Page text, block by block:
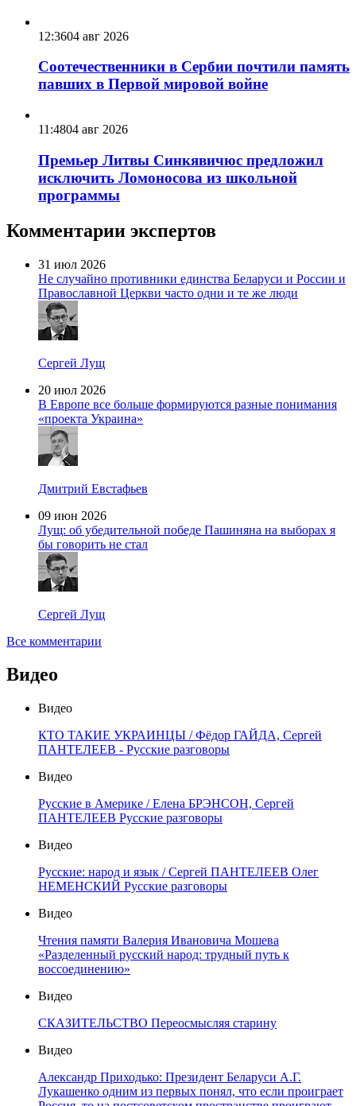
12:3604 авг 2026
Соотечественники в Сербии почтили память
павших в Первой мировой войне
11:4804 авг 2026
Премьер Литвы Синкявичюс предложил
исключить Ломоносова из школьной
программы
Комментарии экспертов
31 июл 2026
Не случайно противники единства Беларуси и России и
Православной Церкви часто одни и те же люди
Сергей Лущ
20 июл 2026
В Европе все больше формируются разные понимания
«проекта Украина»
Дмитрий Евстафьев
09 июн 2026
Лущ: об убедительной победе Пашиняна на выборах я
бы говорить не стал
Сергей Лущ
Все комментарии
Видео
Видео
КТО ТАКИЕ УКРАИНЦЫ / Фёдор ГАЙДА, Сергей
ПАНТЕЛЕЕВ - Русские разговоры
Видео
Русские в Америке / Елена БРЭНСОН, Сергей
ПАНТЕЛЕЕВ Русские разговоры
Видео
Русские: народ и язык / Сергей ПАНТЕЛЕЕВ Олег
НЕМЕНСКИЙ Русские разговоры
Видео
Чтения памяти Валерия Ивановича Мошева
«Разделенный русский народ: трудный путь к
воссоединению»
Видео
СКАЗИТЕЛЬСТВО Переосмысляя старину
Видео
Александр Приходько: Президент Беларуси А.Г.
Лукашенко одним из первых понял, что если проиграет